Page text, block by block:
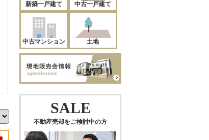
新築一戸建て 中古一戸建て
中古マンション 土地
SALE
不動産売却をご検討中の方